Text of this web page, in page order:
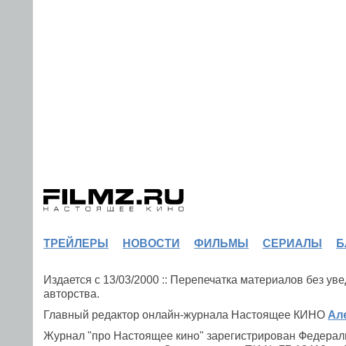
ТРЕЙЛЕРЫ НОВОСТИ ФИЛЬМЫ СЕРИАЛЫ
Издается с 13/03/2000 :: Перепечатка материалов без
авторства.
Главный редактор онлайн-журнала Настоящее КИНО
Журнал "про Настоящее кино" зарегистрирован